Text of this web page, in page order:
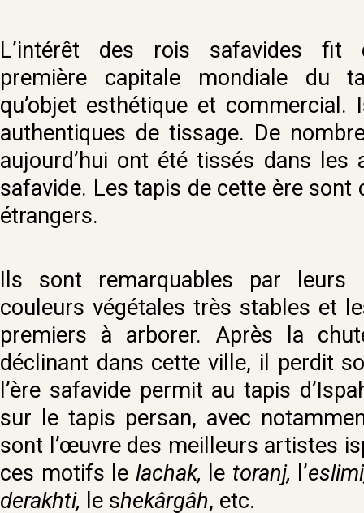
L’intérêt des rois safavides fit
première capitale mondiale du
qu’objet esthétique et
authentiques de tissage. De
aujourd’hui ont été tissés dans
safavide. Les tapis de cette ère
étrangers.
Ils sont remarquables par leurs
couleurs végétales très stables et
premiers à arborer. Après la
déclinant dans cette ville, il perdit
l’ère safavide permit au tapis
sur le tapis persan, avec
sont l’œuvre des meilleurs artistes
ces motifs le lachak, le toranj, l’
derakhti, le shekârgâh, etc.